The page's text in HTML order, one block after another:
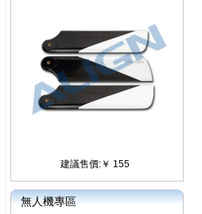
建議售價:￥ 155
無人機專區